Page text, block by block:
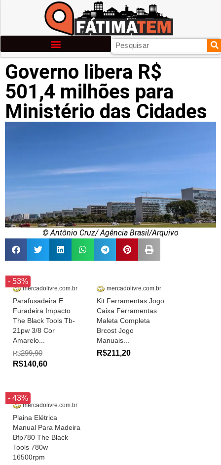
Governo libera R$
501,4 milhões para
Ministério das Cidades
© Antônio Cruz/ Agência Brasil/Arquivo
- 53%
mercadolivre.com.br
Parafusadeira E
Furadeira Impacto
The Black Tools Tb-
21pw 3/8 Cor
Amarelo...
R$299,90
R$140,60
mercadolivre.com.br
Kit Ferramentas Jogo
Caixa Ferramentas
Maleta Completa
Brcost Jogo
Manuais...
R$211,20
- 43%
mercadolivre.com.br
Plaina Elétrica
Manual Para Madeira
Bfp780 The Black
Tools 780w
16500rpm